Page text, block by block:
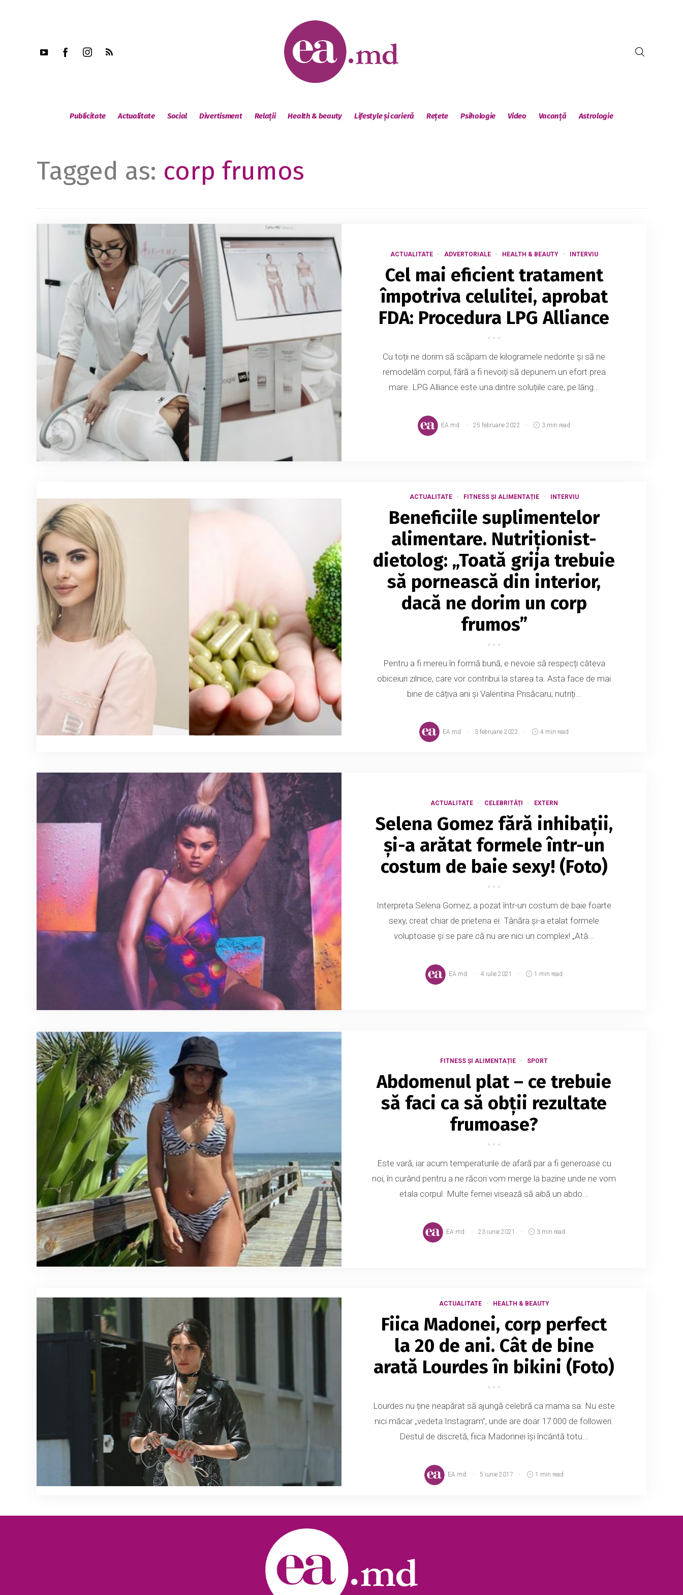
Publicitate Actualitate Social Divertisment Relații Health & beauty Lifestyle și carieră Rețete Psihologie Video Vacanță Astrologie
Tagged as: corp frumos
ACTUALITATE ADVERTORIALE HEALTH & BEAUTY INTERVIU
Cel mai eficient tratament
împotriva celulitei, aprobat
FDA: Procedura LPG Alliance
Cu toții ne dorim să scăpam de kilogramele nedorite și să ne
remodelăm corpul, fără a fi nevoiți să depunem un efort prea
mare. LPG Alliance este una dintre soluțiile care, pe lâng...
EA.md 25 februarie 2022 3 min read
ACTUALITATE FITNESS ȘI ALIMENTAȚIE INTERVIU
Beneficiile suplimentelor
alimentare. Nutriționist-
dietolog: „Toată grija trebuie
să pornească din interior,
dacă ne dorim un corp
frumos”
Pentru a fi mereu în formă bună, e nevoie să respecți câteva
obiceiuri zilnice, care vor contribui la starea ta. Asta face de mai
bine de câțiva ani și Valentina Prisăcaru, nutriți...
EA.md 3 februarie 2022 4 min read
ACTUALITATE CELEBRITĂȚI EXTERN
Selena Gomez fără inhibații,
și-a arătat formele într-un
costum de baie sexy! (Foto)
Interpreta Selena Gomez, a pozat într-un costum de baie foarte
sexy, creat chiar de prietena ei. Tânăra și-a etalat formele
voluptoase și se pare că nu are nici un complex! „Atâ...
EA.md 4 iulie 2021 1 min read
FITNESS ȘI ALIMENTAȚIE SPORT
Abdomenul plat – ce trebuie
să faci ca să obții rezultate
frumoase?
Este vară, iar acum temperaturile de afară par a fi generoase cu
noi, în curând pentru a ne răcori vom merge la bazine unde ne vom
etala corpul. Multe femei visează să aibă un abdo...
EA.md 23 iunie 2021 3 min read
ACTUALITATE HEALTH & BEAUTY
Fiica Madonei, corp perfect
la 20 de ani. Cât de bine
arată Lourdes în bikini (Foto)
Lourdes nu ține neapărat să ajungă celebră ca mama sa. Nu este
nici măcar „vedeta Instagram”, unde are doar 17.000 de followeri.
Destul de discretă, fiica Madonnei își încântă totu...
EA.md 5 iunie 2017 1 min read